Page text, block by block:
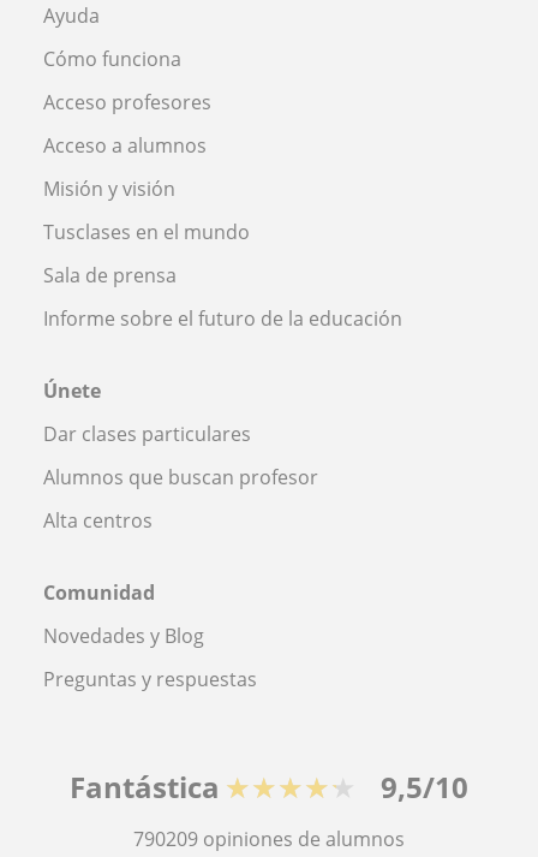
Ayuda
Cómo funciona
Acceso profesores
Acceso a alumnos
Misión y visión
Tusclases en el mundo
Sala de prensa
Informe sobre el futuro de la educación
Únete
Dar clases particulares
Alumnos que buscan profesor
Alta centros
Comunidad
Novedades y Blog
Preguntas y respuestas
Fantástica ★★★★★ 9,5/10
790209 opiniones de alumnos